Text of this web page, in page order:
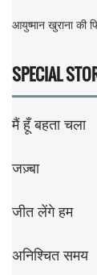
आयुष्मान खुराना की
SPECIAL
मैं हूँ बहता चला
जज़्बा
जीत लेंगे हम
अनिश्चित समय